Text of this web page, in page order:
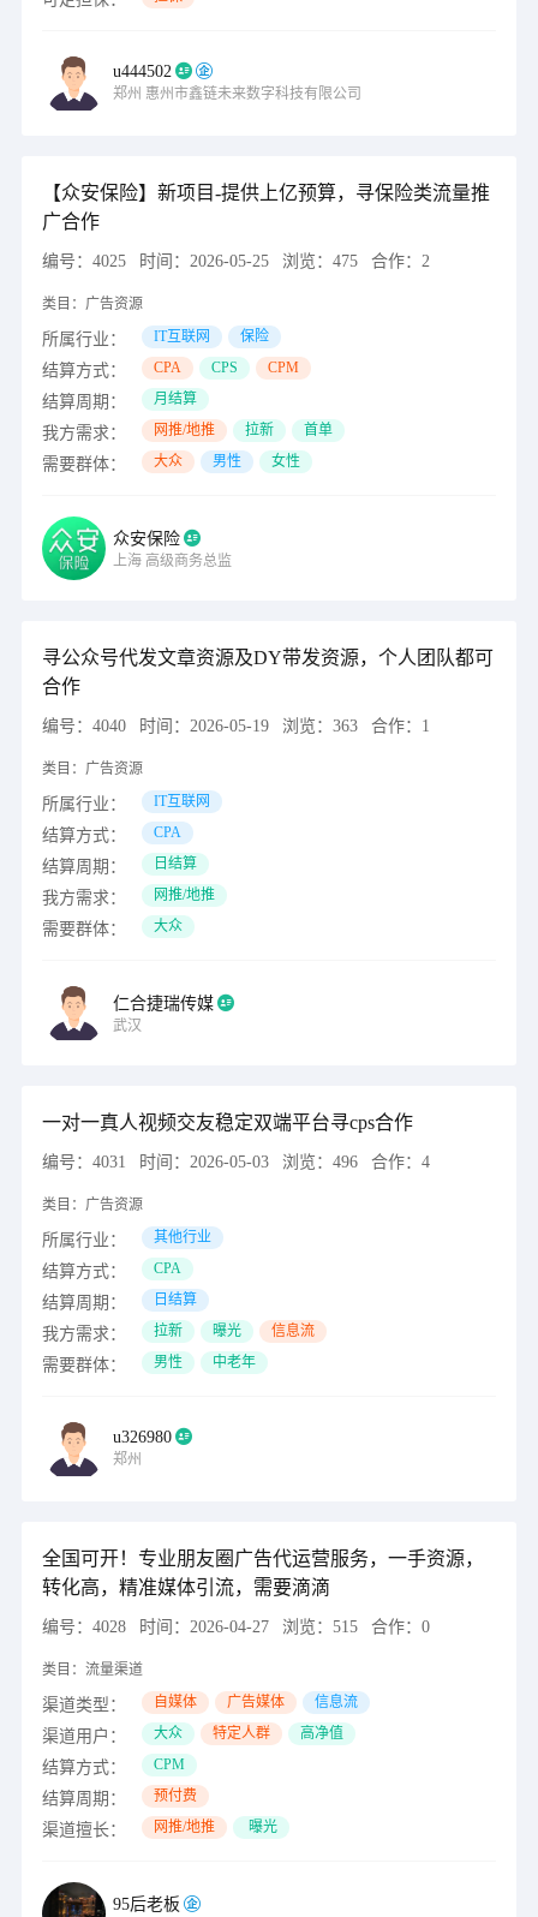
u444502
郑州 惠州市鑫链未来数字科技有限公司
【众安保险】新项目-提供上亿预算，寻保险类流量推
广合作
编号： 4025 时间： 2026-05-25 浏览： 475 合作： 2
类目： 广告资源
所属行业： IT互联网 保险
结算方式： CPA CPS CPM
结算周期： 月结算
我方需求： 网推/地推 拉新 首单
需要群体： 大众 男性 女性
众安保险
上海 高级商务总监
寻公众号代发文章资源及DY带发资源，个人团队都可
合作
编号： 4040 时间： 2026-05-19 浏览： 363 合作： 1
类目： 广告资源
所属行业： IT互联网
结算方式： CPA
结算周期： 日结算
我方需求： 网推/地推
需要群体： 大众
仁合捷瑞传媒
武汉
一对一真人视频交友稳定双端平台寻cps合作
编号： 4031 时间： 2026-05-03 浏览： 496 合作： 4
类目： 广告资源
所属行业： 其他行业
结算方式： CPA
结算周期： 日结算
我方需求： 拉新 曝光 信息流
需要群体： 男性 中老年
u326980
郑州
全国可开！专业朋友圈广告代运营服务，一手资源，
转化高，精准媒体引流，需要滴滴
编号： 4028 时间： 2026-04-27 浏览： 515 合作： 0
类目： 流量渠道
渠道类型： 自媒体 广告媒体 信息流
渠道用户： 大众 特定人群 高净值
结算方式： CPM
结算周期： 预付费
渠道擅长： 网推/地推 曝光
95后老板